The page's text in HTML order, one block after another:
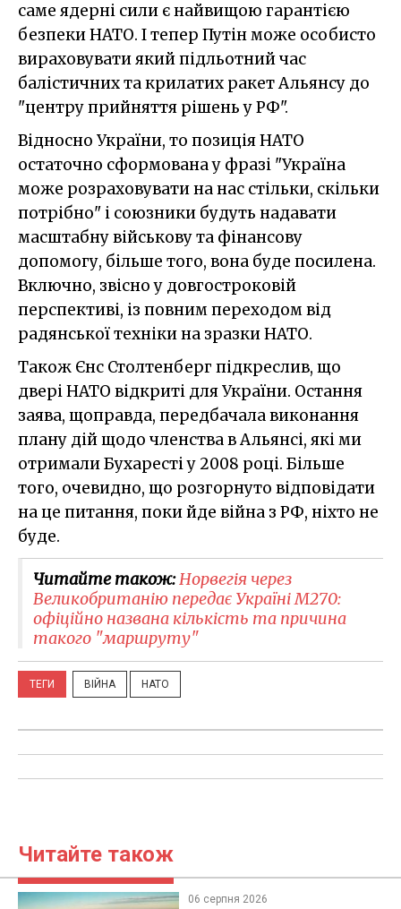
саме ядерні сили є найвищою гарантією
безпеки НАТО. І тепер Путін може особисто
вираховувати який підльотний час
балістичних та крилатих ракет Альянсу до
"центру прийняття рішень у РФ".
Відносно України, то позиція НАТО
остаточно сформована у фразі "Україна
може розраховувати на нас стільки, скільки
потрібно" і союзники будуть надавати
масштабну військову та фінансову
допомогу, більше того, вона буде посилена.
Включно, звісно у довгостроковій
перспективі, із повним переходом від
радянської техніки на зразки НАТО.
Також Єнс Столтенберг підкреслив, що
двері НАТО відкриті для України. Остання
заява, щоправда, передбачала виконання
плану дій щодо членства в Альянсі, які ми
отримали Бухаресті у 2008 році. Більше
того, очевидно, що розгорнуто відповідати
на це питання, поки йде війна з РФ, ніхто не
буде.
Читайте також:Норвегія через
Великобританію передає Україні M270:
офіційно названа кількість та причина
такого "маршруту"
ТЕГИ ВІЙНА НАТО
Читайте також
06 серпня 2026